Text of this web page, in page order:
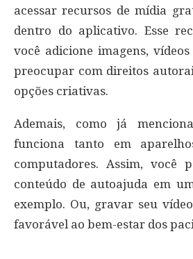
acessar recursos de mídia
dentro do aplicativo. Esse
você adicione imagens,
preocupar com direitos
opções criativas.
Ademais, como já
funciona tanto em
computadores. Assim, você
conteúdo de autoajuda em
exemplo. Ou, gravar seu
favorável ao bem-estar dos